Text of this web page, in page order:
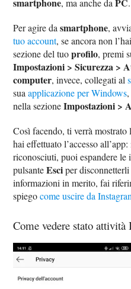
, ma anche da
.
Per agire dasmartphone,
tuo account, se ancora non
sezione del tuoprofilo, premi
Impostazioni > Sicurezza >
computer, invece, collegati al
suaapplicazione per Windows
nella sezioneImpostazioni >
Così facendo, ti verrà
hai effettuato l’accesso
riconosciuti, puoi espandere le
pulsanteEsciper
informazioni in merito, fai
spiegocome uscire da
Come vedere stato attività